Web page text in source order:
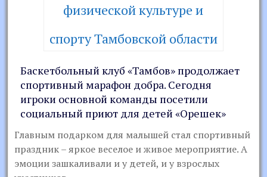
физической культуре и
спорту Тамбовской области
Баскетбольный клуб «Тамбов» продолжает
спортивный марафон добра. Сегодня
игроки основной команды посетили
социальный приют для детей «Орешек»
Главным подарком для малышей стал спортивный
праздник – яркое веселое и живое мероприятие. А
эмоции зашкаливали и у детей, и у взрослых